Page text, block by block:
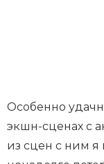
Особенно
экшн-сценах с
из сцен с ним я